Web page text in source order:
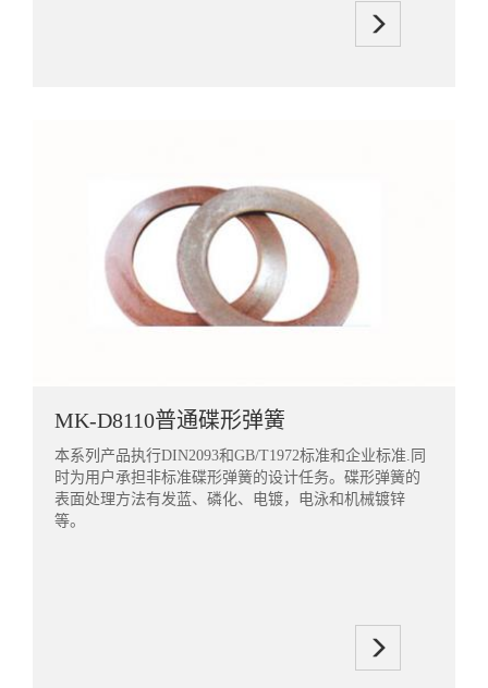
MK-D8110普通碟形弹簧
本系列产品执行DIN2093和GB/T1972标准和企业标准.同
时为用户承担非标准碟形弹簧的设计任务。碟形弹簧的
表面处理方法有发蓝、磷化、电镀，电泳和机械镀锌
等。